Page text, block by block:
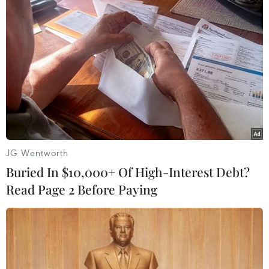
Bun Tham nhấn mạnh: Tình hữu nghị, truyền
thống, hợp tác toàn diện giữa Tổng Liên đoàn
Lao động Việt Nam và Trung ương Liên hiệp
Công đoàn Lào ngày càng tăng cường, đi vào
chiều sâu, tích cực hợp tác, giúp đỡ lẫn nhau có
hiệu quả trên nhiều lĩnh vực...
JG Wentworth
Buried In $10,000+ Of High-Interest Debt?
Read Page 2 Before Paying